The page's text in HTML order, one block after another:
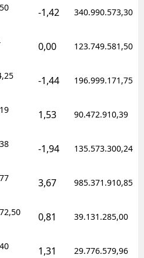
-1,42 340.990.573,30
0,00 123.749.581,50
-1,44 196.999.171,75
1,53 90.472.910,39
-1,94 135.573.300,24
3,67 985.371.910,85
0,81 39.131.285,00
1,31 29.776.579,96